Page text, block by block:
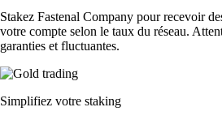
Stakez Fastenal Company pour recevoir
votre compte selon le taux du réseau.
garanties et fluctuantes.
Simplifiez votre staking